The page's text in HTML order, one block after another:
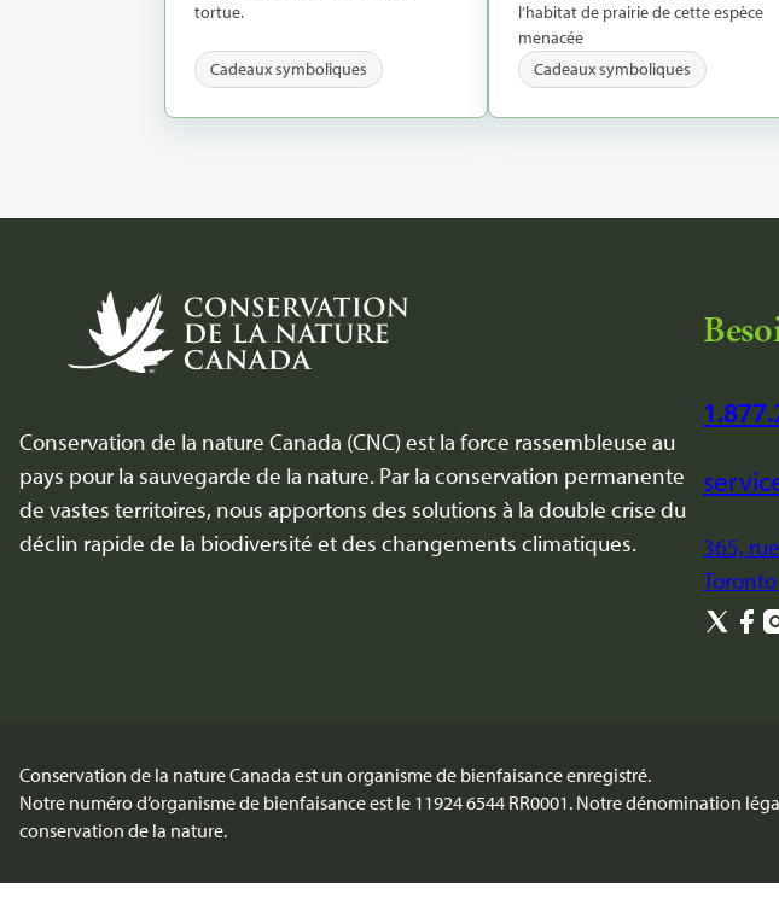
tortue.
Cadeaux symboliques
l’habitat de prairie de cette espèce
menacée
Cadeaux symboliques
Footer
Conservation de la nature Canada (CNC) est la force rassembleuse au
pays pour la sauvegarde de la nature. Par la conservation permanente
de vastes territoires, nous apportons des solutions à la double crise du
déclin rapide de la biodiversité et des changements climatiques.
365,
Conservation de la nature Canada est un organisme de bienfaisance enregistré.
Notre numéro d’organisme de bienfaisance est le 11924 6544 RR0001. Notre dénomination
conservation de la nature.